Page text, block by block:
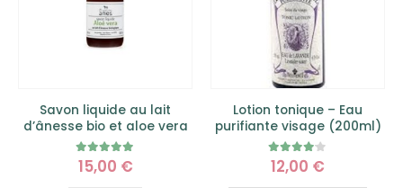
Savon liquide au lait
d’ânesse bio et aloe vera
5.00sur 5
15,00 €
Lotion tonique – Eau
purifiante visage (200ml)
4.00sur 5
12,00 €